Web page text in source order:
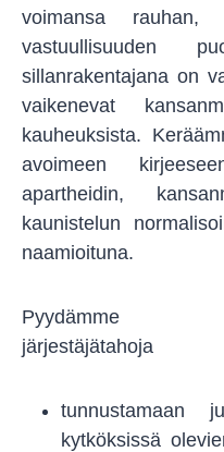
voimansa rauhan,
vastuullisuuden
sillanrakentajana on
vaikenevat
kauheuksista.
avoimeen
apartheidin,
kaunistelun
naamioituna.
Pyydämme
järjestäjätahoja
tunnustamaan
kytköksissä